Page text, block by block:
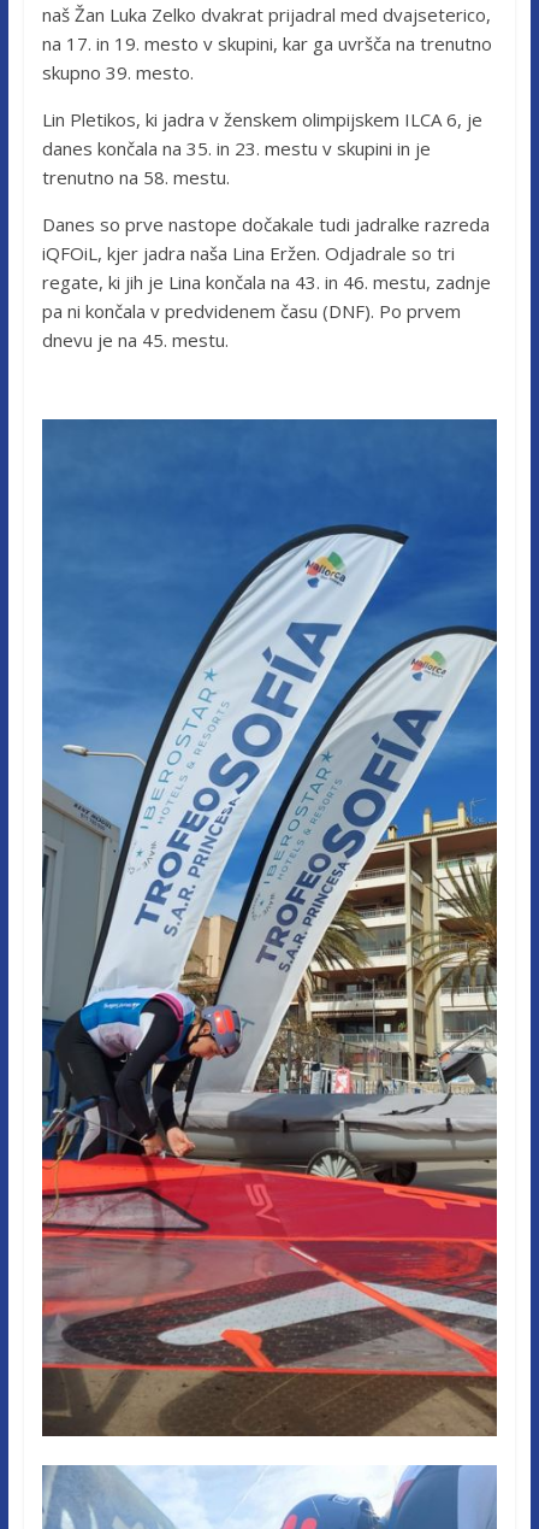
naš Žan Luka Zelko dvakrat prijadral med dvajseterico,
na 17. in 19. mesto v skupini, kar ga uvršča na trenutno
skupno 39. mesto.
Lin Pletikos, ki jadra v ženskem olimpijskem ILCA 6, je
danes končala na 35. in 23. mestu v skupini in je
trenutno na 58. mestu.
Danes so prve nastope dočakale tudi jadralke razreda
iQFOiL, kjer jadra naša Lina Eržen. Odjadrale so tri
regate, ki jih je Lina končala na 43. in 46. mestu, zadnje
pa ni končala v predvidenem času (DNF). Po prvem
dnevu je na 45. mestu.